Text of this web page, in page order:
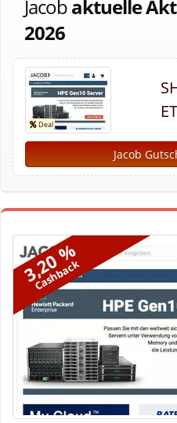
Jacobaktuelle
2026
Jacob
3,20 %
Cashback